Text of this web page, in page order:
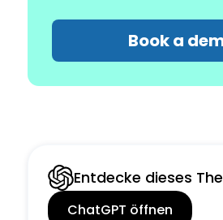
Book a
Entdecke dieses
ChatGPT öffnen